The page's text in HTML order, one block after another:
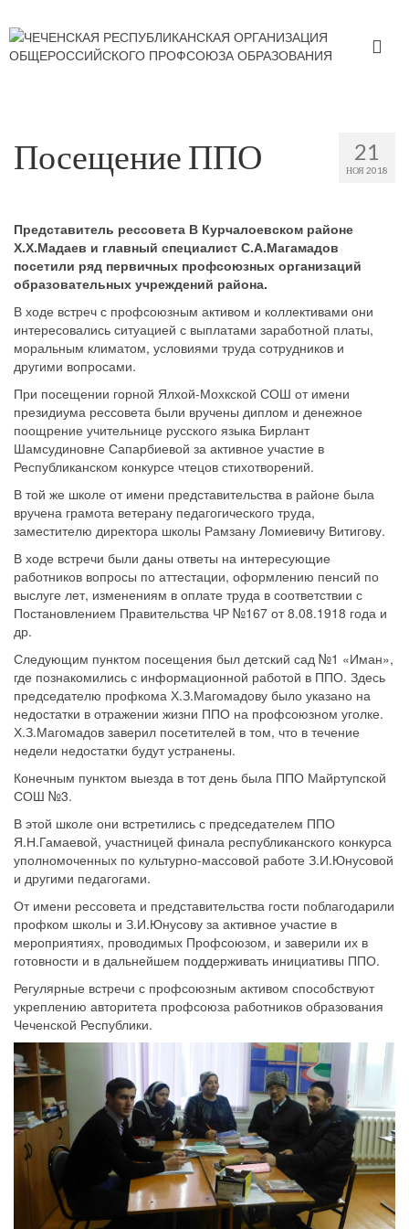
21
НОЯ 2018
Посещение ППО
Представитель рессовета В Курчалоевском районе
Х.Х.Мадаев и главный специалист С.А.Магамадов
посетили ряд первичных профсоюзных организаций
образовательных учреждений района.
В ходе встреч с профсоюзным активом и коллективами они
интересовались ситуацией с выплатами заработной платы,
моральным климатом, условиями труда сотрудников и
другими вопросами.
При посещении горной Ялхой-Мохкской СОШ от имени
президиума рессовета были вручены диплом и денежное
поощрение учительнице русского языка Бирлант
Шамсудиновне Сапарбиевой за активное участие в
Республиканском конкурсе чтецов стихотворений.
В той же школе от имени представительства в районе была
вручена грамота ветерану педагогического труда,
заместителю директора школы Рамзану Ломиевичу Витигову.
В ходе встречи были даны ответы на интересующие
работников вопросы по аттестации, оформлению пенсий по
выслуге лет, изменениям в оплате труда в соответствии с
Постановлением Правительства ЧР №167 от 8.08.1918 года и
др.
Следующим пунктом посещения был детский сад №1 «Иман»,
где познакомились с информационной работой в ППО. Здесь
председателю профкома Х.З.Магомадову было указано на
недостатки в отражении жизни ППО на профсоюзном уголке.
Х.З.Магомадов заверил посетителей в том, что в течение
недели недостатки будут устранены.
Конечным пунктом выезда в тот день была ППО Майртупской
СОШ №3.
В этой школе они встретились с председателем ППО
Я.Н.Гамаевой, участницей финала республиканского конкурса
уполномоченных по культурно-массовой работе З.И.Юнусовой
и другими педагогами.
От имени рессовета и представительства гости поблагодарили
профком школы и З.И.Юнусову за активное участие в
мероприятиях, проводимых Профсоюзом, и заверили их в
готовности и в дальнейшем поддерживать инициативы ППО.
Регулярные встречи с профсоюзным активом способствуют
укреплению авторитета профсоюза работников образования
Чеченской Республики.